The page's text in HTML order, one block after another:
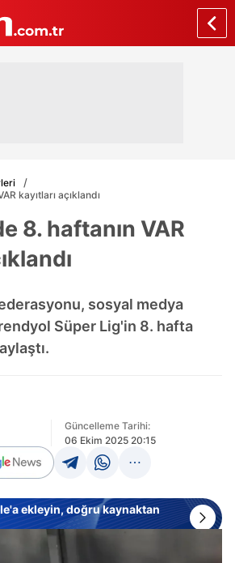
kayıtları açıklandı
8. haftanın VAR
sosyal medya
Süper Lig'in 8. hafta
Güncelleme Tarihi:
06 Ekim 2025 20:15
ekleyin, doğru kaynaktan